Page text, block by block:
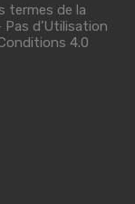
termes de la
d’Utilisation
4.0